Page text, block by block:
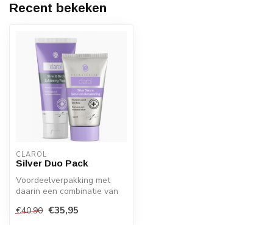
Recent bekeken
CLAROL
Silver Duo Pack
Voordeelverpakking met
daarin een combinatie van
revoluti...
€40,90 €35,95